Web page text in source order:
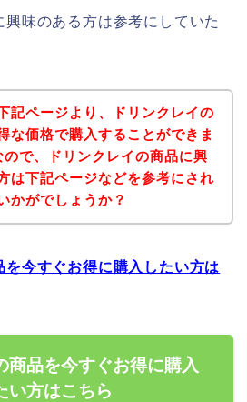
味のある方は参考にしていた
記ページより、ドリンクレイの
な価格で購入することができま
ので、ドリンクレイの商品に興
は下記ページなどを参考にされ
かがでしょうか？
を今すぐお得に購入したい方は
商品を今すぐお得に購入
い方はこちら